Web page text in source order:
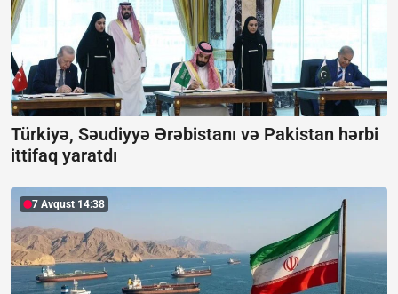
Türkiyə, Səudiyyə Ərəbistanı və Pakistan hərbi
ittifaq yaratdı
7 Avqust 14:38